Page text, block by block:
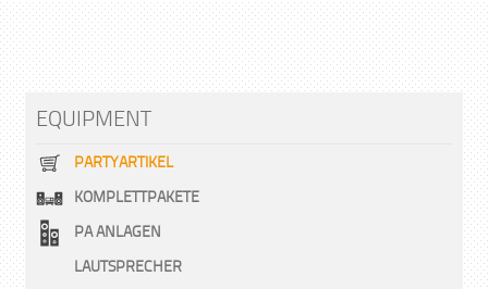
EQUIPMENT
PARTYARTIKEL
KOMPLETTPAKETE
PA ANLAGEN
LAUTSPRECHER